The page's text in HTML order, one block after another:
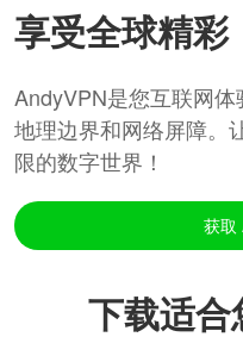
享受全球精彩
AndyVPN是您互联网
地理边界和网络屏障。
限的数字世界！
获取
下载适合